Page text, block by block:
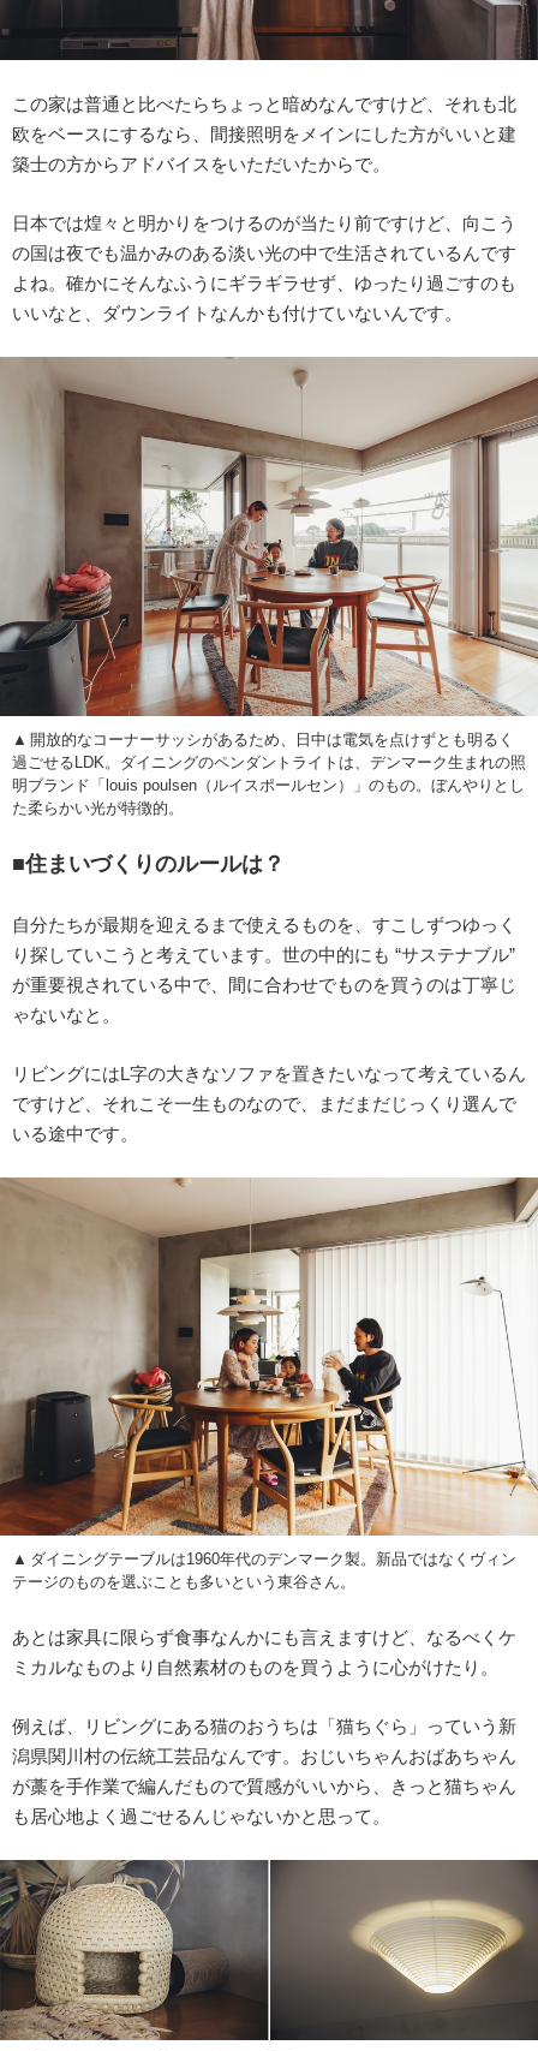
この家は普通と比べたらちょっと暗めなんですけど、それも北
欧をベースにするなら、間接照明をメインにした方がいいと建
築士の方からアドバイスをいただいたからで。
日本では煌々と明かりをつけるのが当たり前ですけど、向こう
の国は夜でも温かみのある淡い光の中で生活されているんです
よね。確かにそんなふうにギラギラせず、ゆったり過ごすのも
いいなと、ダウンライトなんかも付けていないんです。
開放的なコーナーサッシがあるため、日中は電気を点けずとも明るく
過ごせるLDK。ダイニングのペンダントライトは、デンマーク生まれの照
明ブランド「louis poulsen（ルイスポールセン）」のもの。ぼんやりとし
た柔らかい光が特徴的。
■住まいづくりのルールは？
自分たちが最期を迎えるまで使えるものを、すこしずつゆっく
り探していこうと考えています。世の中的にも “サステナブル”
が重要視されている中で、間に合わせでものを買うのは丁寧じ
ゃないなと。
リビングにはL字の大きなソファを置きたいなって考えているん
ですけど、それこそ一生ものなので、まだまだじっくり選んで
いる途中です。
ダイニングテーブルは1960年代のデンマーク製。新品ではなくヴィン
テージのものを選ぶことも多いという東谷さん。
あとは家具に限らず食事なんかにも言えますけど、なるべくケ
ミカルなものより自然素材のものを買うように心がけたり。
例えば、リビングにある猫のおうちは「猫ちぐら」っていう新
潟県関川村の伝統工芸品なんです。おじいちゃんおばあちゃん
が藁を手作業で編んだもので質感がいいから、きっと猫ちゃん
も居心地よく過ごせるんじゃないかと思って。